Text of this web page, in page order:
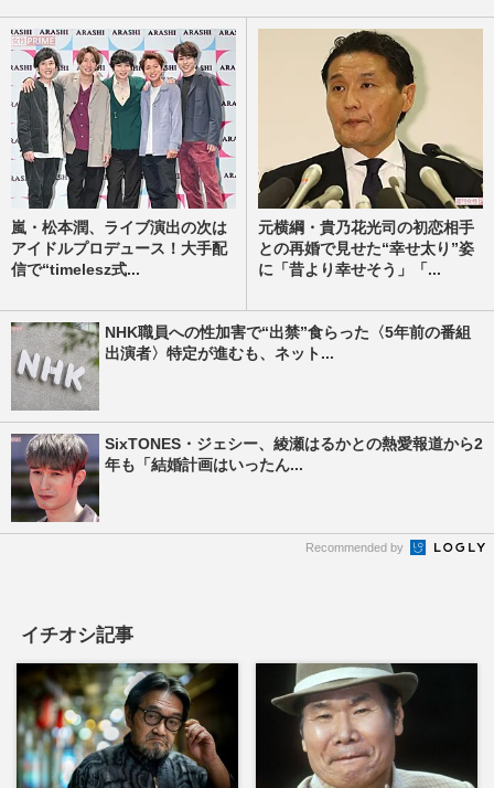
嵐・松本潤、ライブ演出の次は
アイドルプロデュース！大手配
信で“timelesz式...
元横綱・貴乃花光司の初恋相手
との再婚で見せた“幸せ太り”姿
に「昔より幸せそう」「...
NHK職員への性加害で“出禁”食らった〈5年前の番組
出演者〉特定が進むも、ネット...
SixTONES・ジェシー、綾瀬はるかとの熱愛報道から2
年も「結婚計画はいったん...
Recommended by
イチオシ記事